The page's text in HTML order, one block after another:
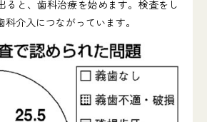
ると、歯科治療を始めます。検査をし
介入につながっています。